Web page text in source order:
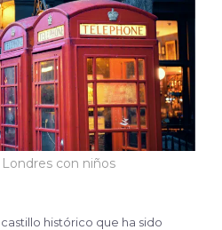
con niños
histórico que ha sido